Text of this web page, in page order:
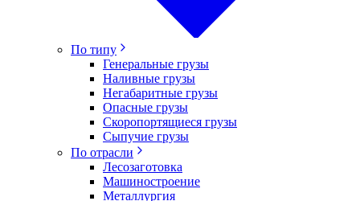
По типу
Генеральные грузы
Наливные грузы
Негабаритные грузы
Опасные грузы
Скоропортящиеся грузы
Сыпучие грузы
По отрасли
Лесозаготовка
Машиностроение
Металлургия